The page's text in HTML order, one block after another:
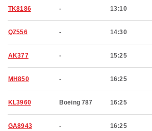
TK8186 - 13:10
QZ556 - 14:30
AK377 - 15:25
MH850 - 16:25
KL3960 Boeing 787 16:25
GA8943 - 16:25